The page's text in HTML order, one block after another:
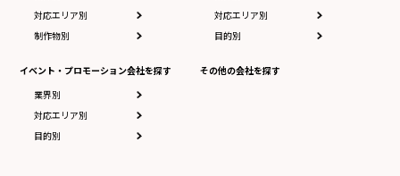
対応エリア別
制作物別
イベント・プロモーション会社を探す
業界別
対応エリア別
目的別
対応エリア別
目的別
その他の会社を探す